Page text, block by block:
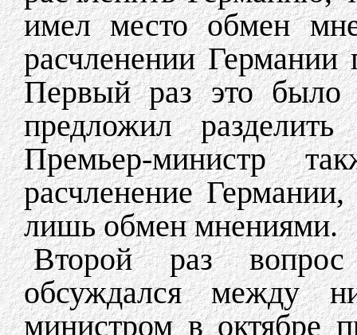
имел место обмен
расчленении Германии
Первый раз это было
предложил
Премьер-министр
расчленение
лишь обмен мнениями.
Второй раз
обсуждался между
министром в октябре